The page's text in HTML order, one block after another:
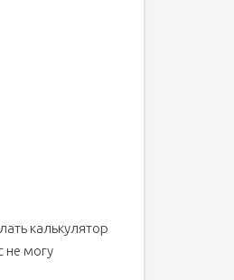
калькулятор
не могу